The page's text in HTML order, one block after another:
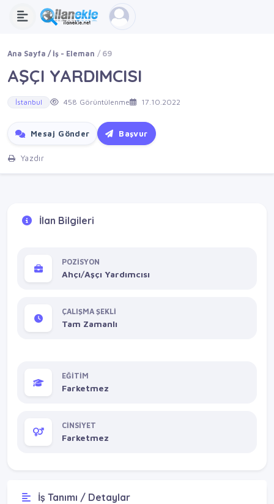
Ana Sayfa İş - Eleman 69
AŞÇI YARDIMCISI
İstanbul 458 Görüntülenme 17.10.2022
Mesaj Gönder Başvur
Yazdır
İlan Bilgileri
POZİSYON
Ahçı/Aşçı Yardımcısı
ÇALIŞMA ŞEKLİ
Tam Zamanlı
EĞİTİM
Farketmez
CİNSİYET
Farketmez
İş Tanımı / Detaylar